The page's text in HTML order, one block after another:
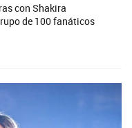
con Shakira
de 100 fanáticos